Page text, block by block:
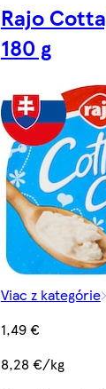
Rajo
180 g
Viac z kategórie
1,49 €
8,28 €/kg